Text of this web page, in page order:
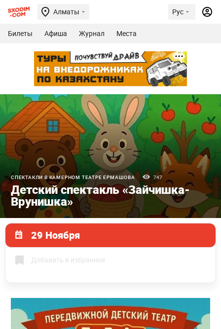
Алматы Рус
Билеты Афиша Журнал Места
СПЕКТАКЛИ В КАМЕРНОМ ТЕАТРЕ ЕРМАШОВА 747
Детский спектакль «Зайчишка-
Врунишка»
29 Ноября
Добавить в избранное